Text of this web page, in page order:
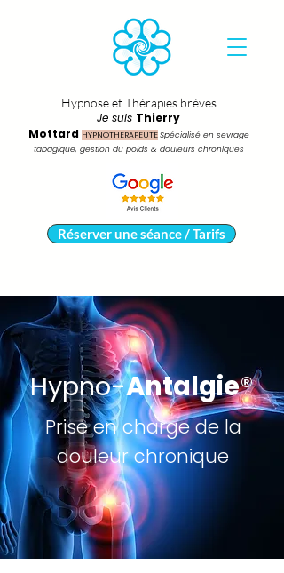
Hypnose et Thérapies brèves
Je suis Thierry
Mottard HYPNOTHERAPEUTE Spécialisé en sevrage
tabagique, gestion du poids & douleurs chroniques
Réserver une séance / Tarifs
Hypno-Antalgie®
Prise en charge de la
douleur chronique